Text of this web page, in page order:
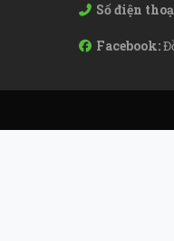
Số điện
Facebook: